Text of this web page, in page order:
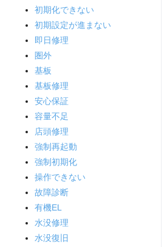
初期化できない
初期設定が進まない
即日修理
圏外
基板
基板修理
安心保証
容量不足
店頭修理
強制再起動
強制初期化
操作できない
故障診断
有機EL
水没修理
水没復旧